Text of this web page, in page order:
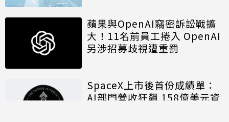
蘋果與OpenAI竊密訴訟戰擴
大！11名前員工捲入 OpenAI
另涉招募歧視遭重罰
SpaceX上市後首份成績單：
AI部門營收狂飆 158億美元資